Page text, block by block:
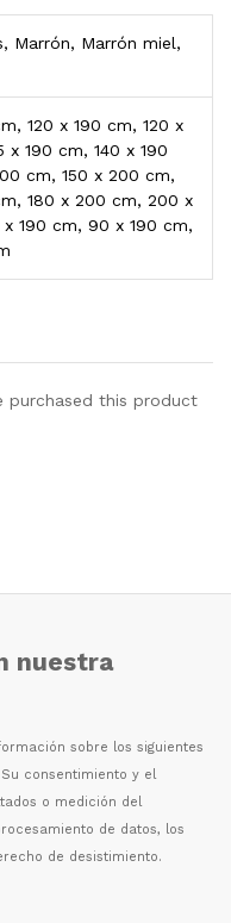
Marrón, Marrón miel,
120 x 190 cm, 120 x
x 190 cm, 140 x 190
cm, 150 x 200 cm,
180 x 200 cm, 200 x
190 cm, 90 x 190 cm,
purchased this product
nuestra
ón sobre los siguientes
consentimiento y el
o medición del
de datos, los
de desistimiento.